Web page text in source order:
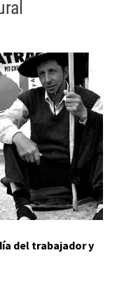
del trabajador y